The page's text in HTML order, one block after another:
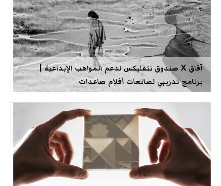
آفاق X صندوق نتفليكس لدعم المواهب الإبداعية |
برنامج تدريبي لصانعات أفلام صاعدات